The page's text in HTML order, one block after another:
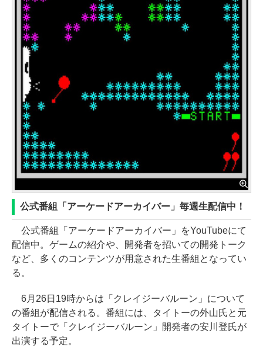
公式番組「アーケードアーカイバー」毎週生配信中！
公式番組「アーケードアーカイバー」をYouTubeにて
配信中。ゲームの紹介や、開発者を招いての開発トーク
など、多くのコンテンツが用意された生番組となってい
る。
6月26日19時からは「クレイジーバルーン」について
の番組が配信される。番組には、タイトーの外山氏と元
タイトーで「クレイジーバルーン」開発者の安川登氏が
出演する予定。